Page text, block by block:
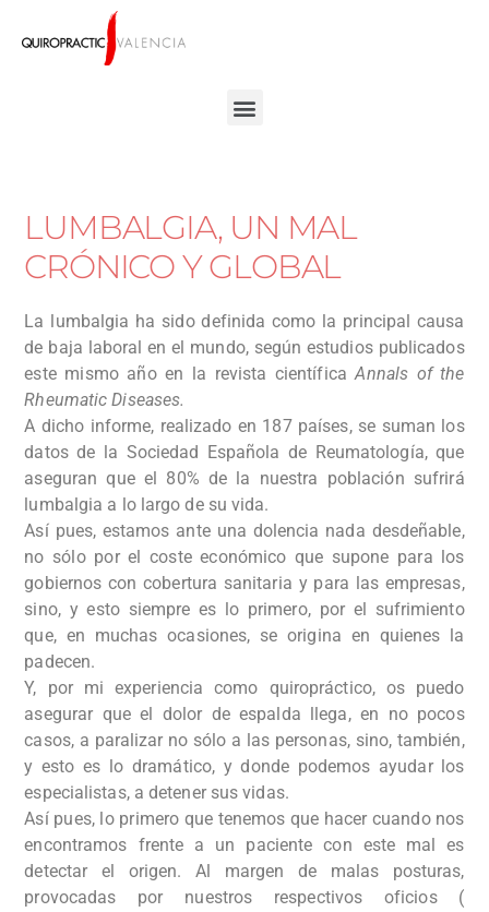
LUMBALGIA, UN MAL
CRÓNICO Y GLOBAL
La lumbalgia ha sido definida como la principal causa
de baja laboral en el mundo, según estudios publicados
este mismo año en la revista científicaAnnals ofthe
Rheumatic Diseases.
A dicho informe, realizado en 187 países, se suman los
datos de la Sociedad Española de Reumatología, que
aseguran que el 80% de la nuestra población sufrirá
lumbalgia a lo largo de su vida.
Así pues, estamos ante una dolencia nada desdeñable,
no sólo por el coste económico que supone para los
gobiernos con cobertura sanitaria y para las empresas,
sino, y esto siempre es lo primero, por el sufrimiento
que, en muchas ocasiones, se origina en quienes la
padecen.
Y, por mi experiencia como quiropráctico, os puedo
asegurar que el dolor de espalda llega, en no pocos
casos, a paralizar no sólo a las personas, sino, también,
y esto es lo dramático, y donde podemos ayudar los
especialistas, a detener sus vidas.
Así pues, lo primero que tenemos que hacer cuando nos
encontramos frente a un paciente con este mal es
detectar el origen. Al margen de malas posturas,
provocadas por nuestros respectivos oficios (